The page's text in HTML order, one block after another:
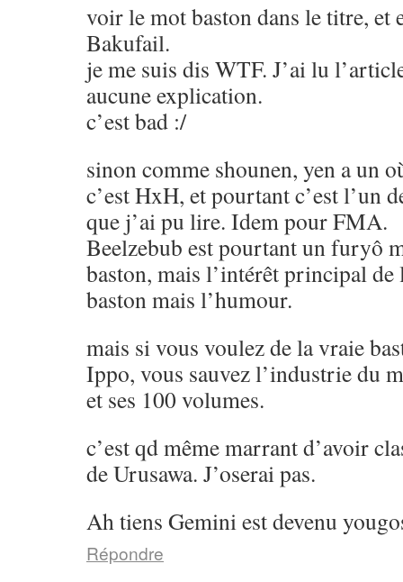
voir le mot baston dans le titre, et
Bakufail.
je me suis dis WTF. J’ai lu
aucune explication.
c’est bad :/
sinon comme shounen, yen a un
c’est HxH, et pourtant c’est l’un
que j’ai pu lire. Idem pour FMA.
Beelzebub est pourtant un furyô
baston, mais l’intérêt principal de
baston mais l’humour.
mais si vous voulez de la vraie
Ippo, vous sauvez l’industrie du
et ses 100 volumes.
c’est qd même marrant d’avoir
de Urusawa. J’oserai pas.
Ah tiens Gemini est devenu
Répondre